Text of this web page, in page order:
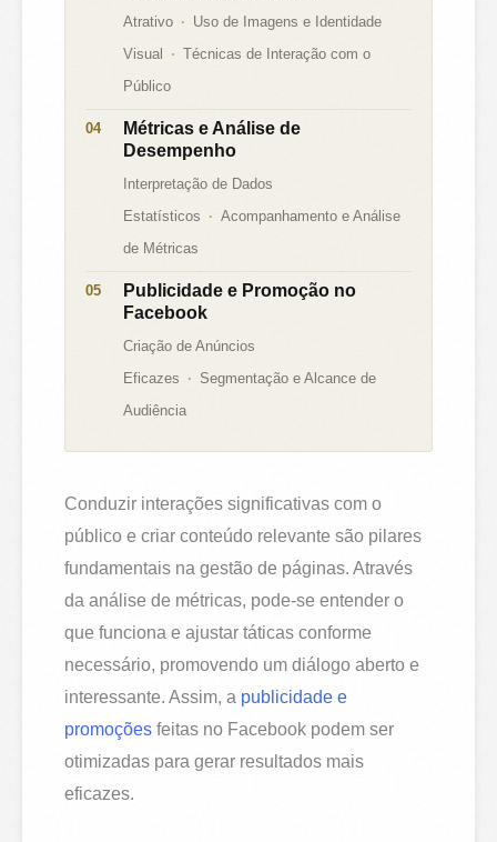
Atrativo
Uso de Imagens e Identidade
Visual
Técnicas de Interação com o
Público
Métricas e Análise de
Desempenho
Interpretação de Dados
Estatísticos
Acompanhamento e Análise
de Métricas
Publicidade e Promoção no
Facebook
Criação de Anúncios
Eficazes
Segmentação e Alcance de
Audiência
Conduzir interações significativas com o
público e criar conteúdo relevante são pilares
fundamentais na gestão de páginas. Através
da análise de métricas, pode-se entender o
que funciona e ajustar táticas conforme
necessário, promovendo um diálogo aberto e
interessante. Assim, a publicidade e
promoções feitas no Facebook podem ser
otimizadas para gerar resultados mais
eficazes.